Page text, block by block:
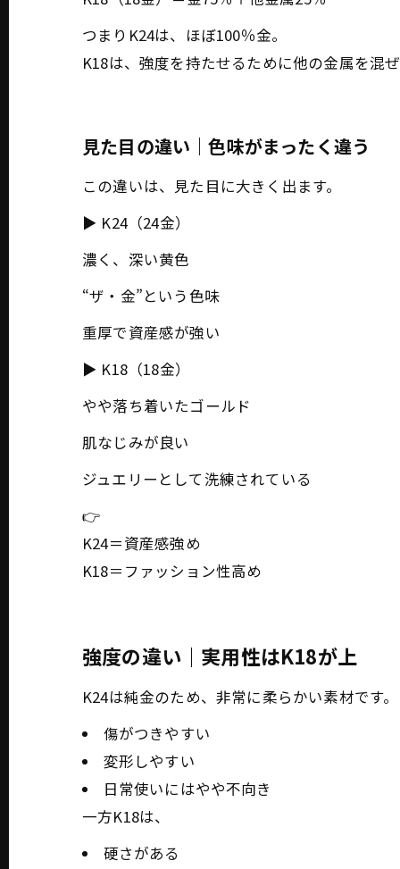
つまりK24は、ほぼ100％金。
K18は、強度を持たせるために他の金属を混ぜ
見た目の違い｜色味がまったく違う
この違いは、見た目に大きく出ます。
▶ K24（24金）
濃く、深い黄色
“ザ・金”という色味
重厚で資産感が強い
▶ K18（18金）
やや落ち着いたゴールド
肌なじみが良い
ジュエリーとして洗練されている
👉
K24＝資産感強め
K18＝ファッション性高め
強度の違い｜実用性はK18が上
K24は純金のため、非常に柔らかい素材です。
傷がつきやすい
変形しやすい
日常使いにはやや不向き
一方K18は、
硬さがある